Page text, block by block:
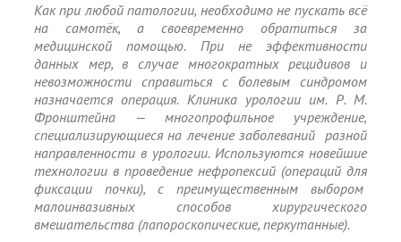
Как при любой патологии, необходимо не пускать всё
на самотёк, а своевременно обратиться за
медицинской помощью. При не эффективности
данных мер, в случае многократных рецидивов и
невозможности справиться с болевым синдромом
назначается операция. Клиника урологии им. Р. М.
Фронштейна — многопрофильное учреждение,
специализирующиеся на лечение заболеваний разной
направленности в урологии. Используются новейшие
технологии в проведение нефропексий (операций для
фиксации почки), с преимущественным выбором
малоинвазивных способов хирургического
вмешательства (лапороскопические, перкутанные).